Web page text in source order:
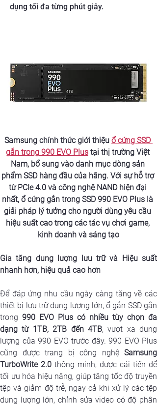
dụng tối đa từng phút giây.
Samsung chính thức giới thiệu ổ cứng SSD
gắn trong 990 EVO Plus tại thị trường Việt
Nam, bổ sung vào danh mục dòng sản
phẩm SSD hàng đầu của hãng. Với sự hỗ trợ
từ PCIe 4.0 và công nghệ NAND hiện đại
nhất, ổ cứng gắn trong SSD 990 EVO Plus là
giải pháp lý tưởng cho người dùng yêu cầu
hiệu suất cao trong các tác vụ chơi game,
kinh doanh và sáng tạo
Gia tăng dung lượng lưu trữ và Hiệu suất
nhanh hơn, hiệu quả cao hơn
Để đáp ứng nhu cầu ngày càng tăng về các
thiết bị lưu trữ dung lượng lớn, ổ gắn SSD gắn
trong 990 EVO Plus có nhiều tùy chọn đa
dạng từ 1TB, 2TB đến 4TB, vượt xa dung
lượng của 990 EVO trước đây. 990 EVO Plus
cũng được trang bị công nghệ Samsung
TurboWrite 2.0 thông minh, được cải tiến để
tối ưu hóa hiệu năng, giúp tăng tốc độ truyền
tệp và giảm độ trễ, ngay cả khi xử lý các tệp
dung lượng lớn, chỉnh sửa video có độ phân